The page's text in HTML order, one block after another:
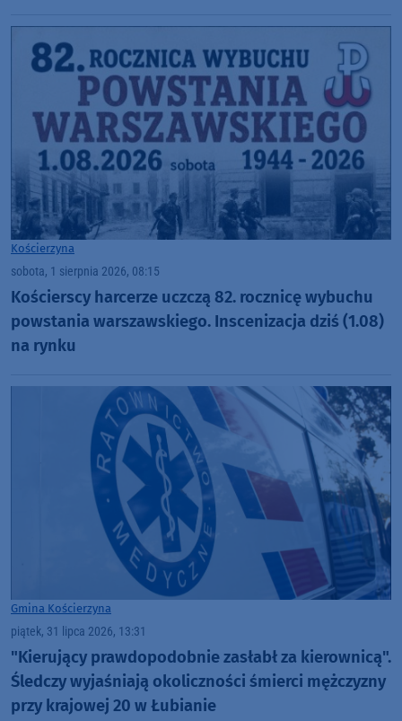
Kościerzyna
sobota, 1 sierpnia 2026, 08:15
Kościerscy harcerze uczczą 82. rocznicę wybuchu
powstania warszawskiego. Inscenizacja dziś (1.08)
na rynku
Gmina Kościerzyna
piątek, 31 lipca 2026, 13:31
"Kierujący prawdopodobnie zasłabł za kierownicą".
Śledczy wyjaśniają okoliczności śmierci mężczyzny
przy krajowej 20 w Łubianie